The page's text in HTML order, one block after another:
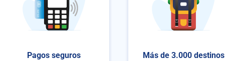
Pagos seguros Más de 3.000 destinos